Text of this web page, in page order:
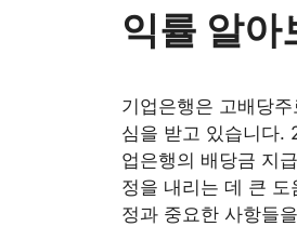
익률 알아
기업은행은 고배당
심을 받고 있습니다.
업은행의 배당금 지
정을 내리는 데 큰
정과 중요한 사항